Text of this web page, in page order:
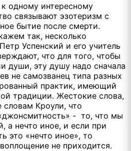
одному интересному
связывают эзотеризм с
бытие после смерти.
так, несколько
Успенский и его учитель
что для того, чтобы
души, эту душу надо сначала
не самозванец типа разных
практик, имеющий
традиции. Жестокие слова,
словам Кроули, что
- то, что мы
а нечто иное, и если при
это «нечто иное», то
не приходится.